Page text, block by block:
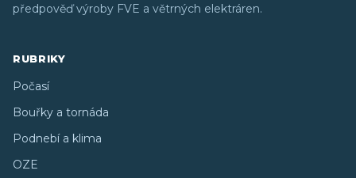
předpověď výroby FVE a větrných elektráren.
RUBRIKY
Počasí
Bouřky a tornáda
Podnebí a klima
OZE